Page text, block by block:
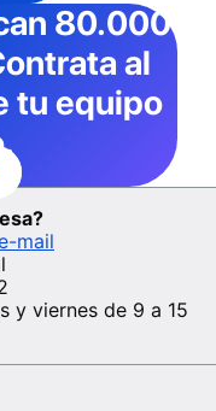
80.000
al
tu equipo
mail
y viernes de 9 a 15